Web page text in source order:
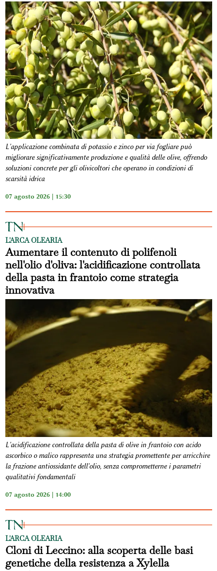
L'applicazione combinata di potassio e zinco per via fogliare può
migliorare significativamente produzione e qualità delle olive, offrendo
soluzioni concrete per gli olivicoltori che operano in condizioni di
scarsità idrica
07 agosto 2026 | 15:30
L'ARCA OLEARIA
Aumentare il contenuto di polifenoli
nell'olio d'oliva: l'acidificazione controllata
della pasta in frantoio come strategia
innovativa
L'acidificazione controllata della pasta di olive in frantoio con acido
ascorbico o malico rappresenta una strategia promettente per arricchire
la frazione antiossidante dell'olio, senza comprometterne i parametri
qualitativi fondamentali
07 agosto 2026 | 14:00
L'ARCA OLEARIA
Cloni di Leccino: alla scoperta delle basi
genetiche della resistenza a Xylella